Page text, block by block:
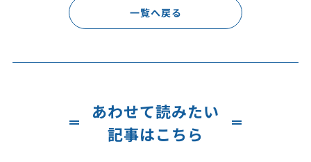
一覧へ戻る
あわせて読みたい
記事はこちら